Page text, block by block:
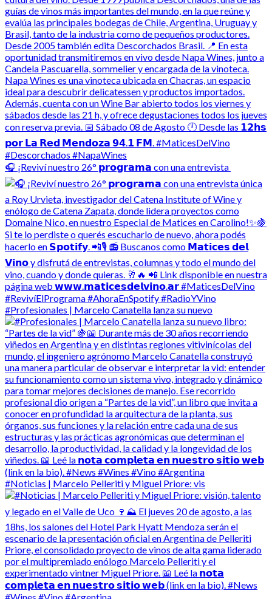
🎧 ¡Reviví nuestro 26° 𝗽𝗿𝗼𝗴𝗿𝗮𝗺𝗮 con una entrevista
#Profesionales | Marcelo Canatella lanza su nuevo
#Noticias | Marcelo Pelleriti y Miguel Priore: vis